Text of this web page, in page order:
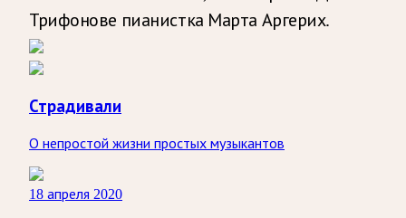
Трифонове пианистка Марта Аргерих.
Страдивали
О непростой жизни простых музыкантов
18 апреля 2020